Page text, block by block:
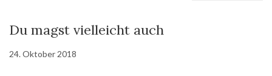
Du magst vielleicht auch
24. Oktober 2018